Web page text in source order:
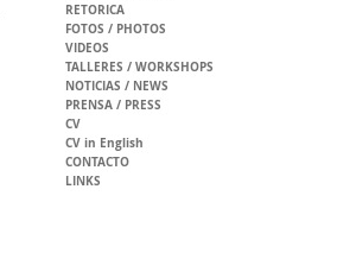
RETORICA
FOTOS / PHOTOS
VIDEOS
TALLERES / WORKSHOPS
NOTICIAS / NEWS
PRENSA / PRESS
CV
CV in English
CONTACTO
LINKS